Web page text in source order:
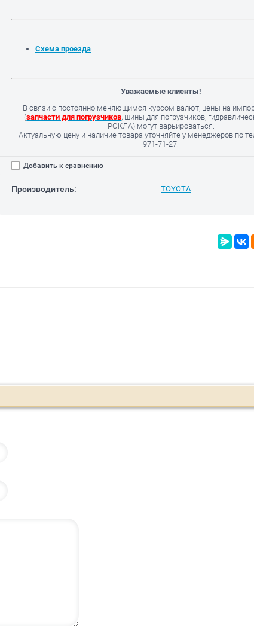
Схема проезда
Уважаемые клиенты!
В связи с постоянно меняющимся курсом валют, цены на
(запчасти для погрузчиков , шины для погрузчиков,
РОКЛА) могут варьироваться.
Актуальную цену и наличие товара уточняйте у менеджеров по
971-71-27.
Добавить к сравнению
Производитель: TOYOTA